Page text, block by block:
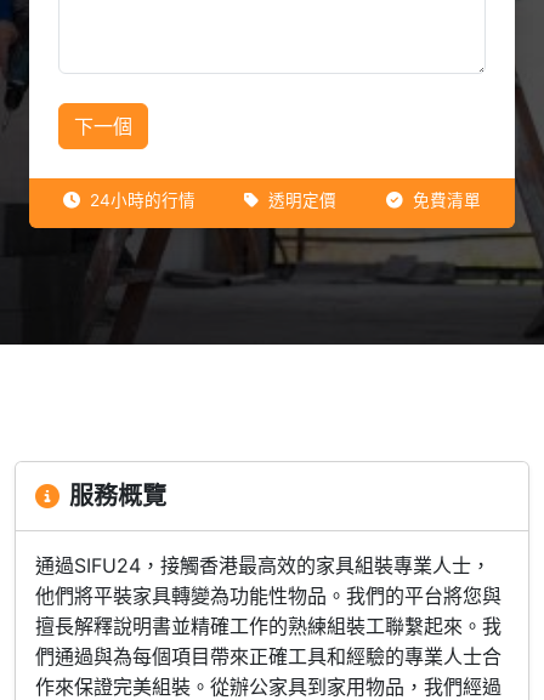
下一個
24小時的行情 透明定價 免費清單
服務概覽
通過SIFU24，接觸香港最高效的家具組裝專業人士，
他們將平裝家具轉變為功能性物品。我們的平台將您與
擅長解釋說明書並精確工作的熟練組裝工聯繫起來。我
們通過與為每個項目帶來正確工具和經驗的專業人士合
作來保證完美組裝。從辦公家具到家用物品，我們經過